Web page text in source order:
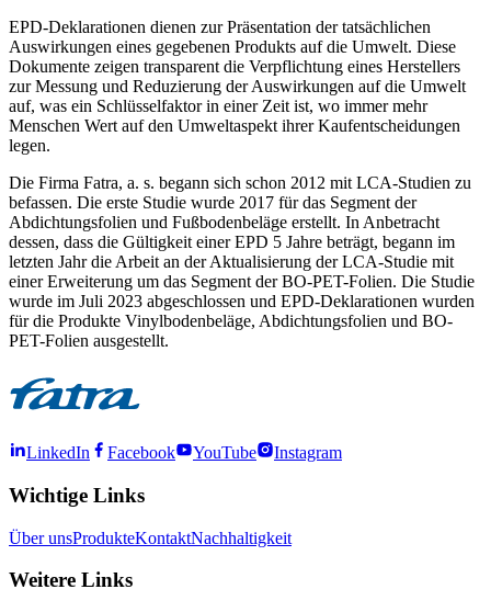
EPD-Deklarationen dienen zur Präsentation der tatsächlichen
Auswirkungen eines gegebenen Produkts auf die Umwelt. Diese
Dokumente zeigen transparent die Verpflichtung eines Herstellers
zur Messung und Reduzierung der Auswirkungen auf die Umwelt
auf, was ein Schlüsselfaktor in einer Zeit ist, wo immer mehr
Menschen Wert auf den Umweltaspekt ihrer Kaufentscheidungen
legen.
Die Firma Fatra, a. s. begann sich schon 2012 mit LCA-Studien zu
befassen. Die erste Studie wurde 2017 für das Segment der
Abdichtungsfolien und Fußbodenbeläge erstellt. In Anbetracht
dessen, dass die Gültigkeit einer EPD 5 Jahre beträgt, begann im
letzten Jahr die Arbeit an der Aktualisierung der LCA-Studie mit
einer Erweiterung um das Segment der BO-PET-Folien. Die Studie
wurde im Juli 2023 abgeschlossen und EPD-Deklarationen wurden
für die Produkte Vinylbodenbeläge, Abdichtungsfolien und BO-
PET-Folien ausgestellt.
LinkedIn Facebook YouTube Instagram
Wichtige Links
Über unsProdukteKontaktNachhaltigkeit
Weitere Links